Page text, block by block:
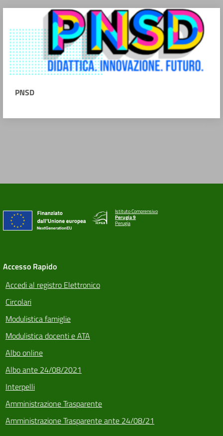
PNSD
Istituto Comprensivo
Perugia 9
Perugia
Accesso Rapido
Accedi al registro Elettronico
Circolari
Modulistica famiglie
Modulistica docenti e ATA
Albo online
Albo ante 24/08/2021
Interpelli
Amministrazione Trasparente
Amministrazione Trasparente ante 24/08/21